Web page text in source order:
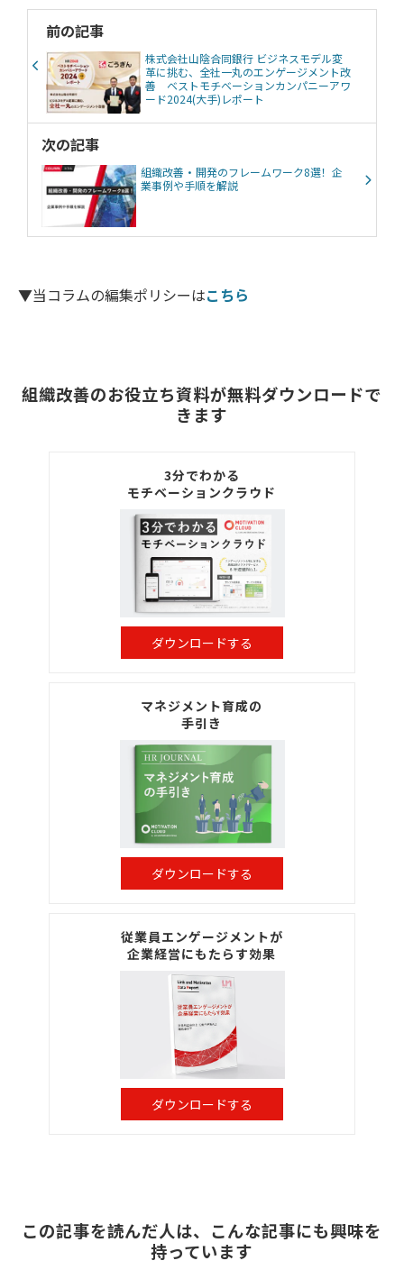
前の記事
株式会社山陰合同銀行 ビジネスモデル変
革に挑む、全社一丸のエンゲージメント改
善 ベストモチベーションカンパニーアワ
ード2024(大手)レポート
次の記事
組織改善・開発のフレームワーク8選！企
業事例や手順を解説
▼当コラムの編集ポリシーはこちら
組織改善のお役立ち資料が無料ダウンロードで
きます
3分でわかる
モチベーションクラウド
ダウンロードする
マネジメント育成の
手引き
ダウンロードする
従業員エンゲージメントが
企業経営にもたらす効果
ダウンロードする
この記事を読んだ人は、こんな記事にも興味を
持っています